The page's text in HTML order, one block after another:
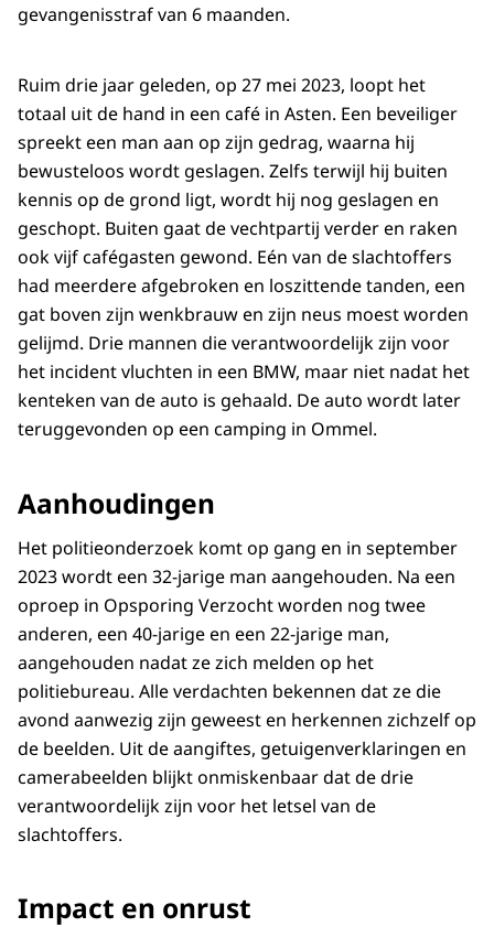
gevangenisstraf van 6 maanden.
Ruim drie jaar geleden, op 27 mei 2023, loopt het
totaal uit de hand in een café in Asten. Een beveiliger
spreekt een man aan op zijn gedrag, waarna hij
bewusteloos wordt geslagen. Zelfs terwijl hij buiten
kennis op de grond ligt, wordt hij nog geslagen en
geschopt. Buiten gaat de vechtpartij verder en raken
ook vijf cafégasten gewond. Eén van de slachtoffers
had meerdere afgebroken en loszittende tanden, een
gat boven zijn wenkbrauw en zijn neus moest worden
gelijmd. Drie mannen die verantwoordelijk zijn voor
het incident vluchten in een BMW, maar niet nadat het
kenteken van de auto is gehaald. De auto wordt later
teruggevonden op een camping in Ommel.
Aanhoudingen
Het politieonderzoek komt op gang en in september
2023 wordt een 32-jarige man aangehouden. Na een
oproep in Opsporing Verzocht worden nog twee
anderen, een 40-jarige en een 22-jarige man,
aangehouden nadat ze zich melden op het
politiebureau. Alle verdachten bekennen dat ze die
avond aanwezig zijn geweest en herkennen zichzelf op
de beelden. Uit de aangiftes, getuigenverklaringen en
camerabeelden blijkt onmiskenbaar dat de drie
verantwoordelijk zijn voor het letsel van de
slachtoffers.
Impact en onrust